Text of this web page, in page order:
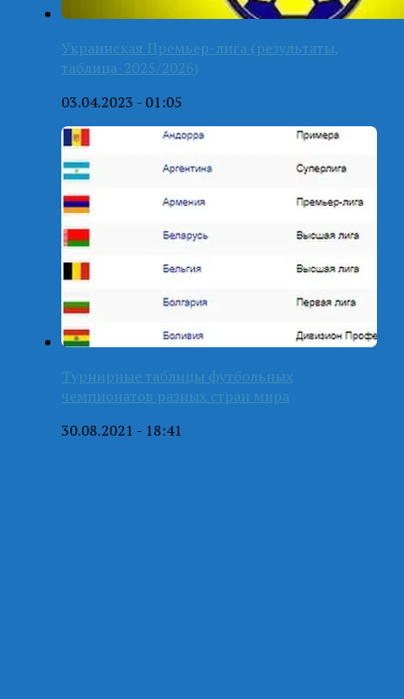
Украинская Премьер-лига (результаты,
таблица-2025/2026)
03.04.2023 - 01:05
Турнирные таблицы футбольных
чемпионатов разных стран мира
30.08.2021 - 18:41